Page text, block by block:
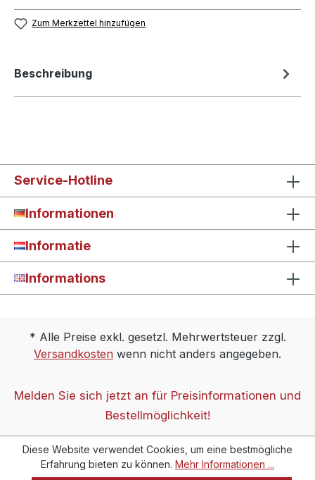
Zum Merkzettel hinzufügen
Beschreibung
Service-Hotline
Informationen
Informatie
Informations
* Alle Preise exkl. gesetzl. Mehrwertsteuer zzgl.
Versandkosten wenn nicht anders angegeben.
Melden Sie sich jetzt an für Preisinformationen und
Bestellmöglichkeit!
Diese Website verwendet Cookies, um eine bestmögliche
Erfahrung bieten zu können. Mehr Informationen ...